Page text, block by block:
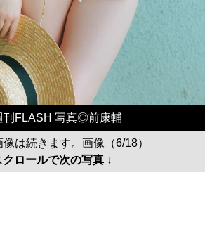
刊FLASH 写真◎前康輔
像は続きます。画像（6/18）
クロールで次の写真 ↓